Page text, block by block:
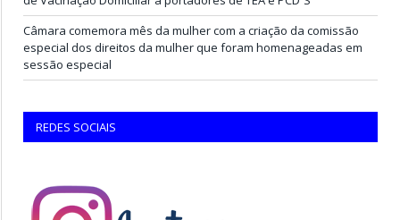
Câmara comemora mês da mulher com a criação da comissão
especial dos direitos da mulher que foram homenageadas em
sessão especial
REDES SOCIAIS